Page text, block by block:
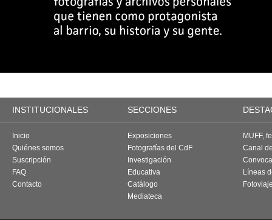
INSTITUCIONALES SECCIONES
Inicio
Quiénes somos
Suscripción
FAQ
Contacto
Exposiciones
Fotografías del CdF
Investigación
Educativa
Catálogo
Mediateca
MUFF,
Canal
Líneas